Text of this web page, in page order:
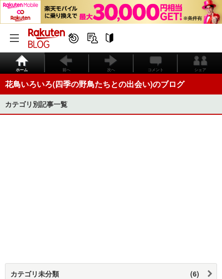
ホーム 前へ 次へ コメント シェア
花鳥いろいろ(四季の野鳥たちとの出会い)のブログ
カテゴリ別記事一覧
カテゴリ未分類 (6)